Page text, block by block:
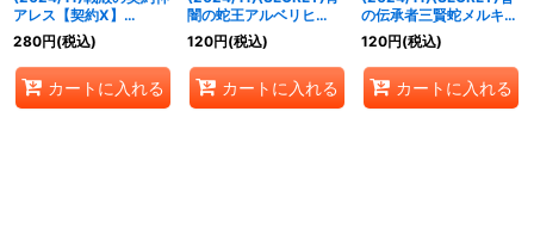
アレス【契約X】
{BSC44-CX02}《緑》
280円(税込)
カートに入れる
闇の蛇王アルベリヒ
(BSC44収録)【R-
SEC】{BS41-042}
《白》
120円(税込)
カートに入れる
の伝承者三賢蛇メルキオ
ル(BSC44収録)【M-
SEC】{BS43-013}
《紫》
120円(税込)
カートに入れる